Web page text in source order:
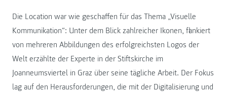
Die Location war wie geschaffen für das Thema „Visuelle
Kommunikation“: Unter dem Blick zahlreicher Ikonen, flankiert
von mehreren Abbildungen des erfolgreichsten Logos der
Welt erzählte der Experte in der Stiftskirche im
Joanneumsviertel in Graz über seine tägliche Arbeit. Der Fokus
lag auf den Herausforderungen, die mit der Digitalisierung und